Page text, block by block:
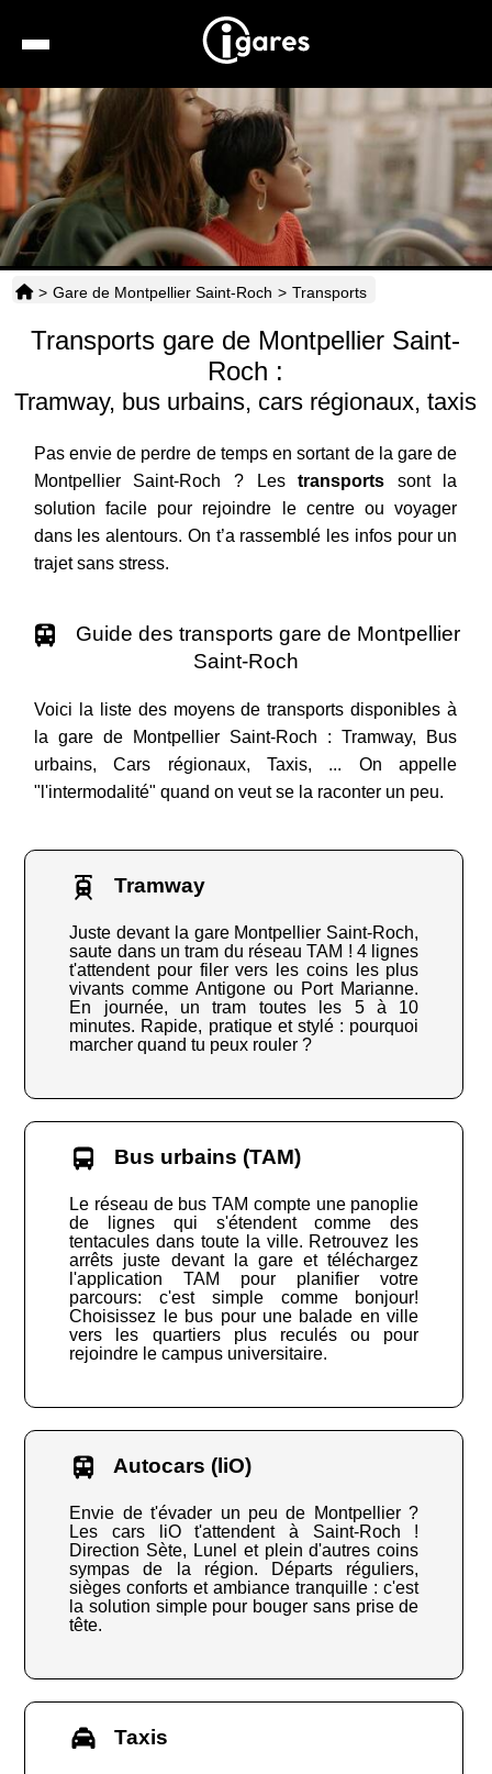
Recherche
Location de voiture
Hôtels
Taxis
Horaires
> Gare de Montpellier Saint-Roch > Transports
Transports gare de Montpellier Saint-
Roch :
Tramway, bus urbains, cars régionaux, taxis
Pas envie de perdre de temps en sortant de la gare de
Montpellier Saint-Roch ? Lestransports sont la
solution facile pour rejoindre le centre ou voyager
dans les alentours. On t’a rassemblé les infos pour un
trajet sans stress.
Guide des transports gare de Montpellier
Saint-Roch
Voici la liste des moyens de transports disponibles à
la gare de Montpellier Saint-Roch : Tramway, Bus
urbains, Cars régionaux, Taxis, ... On appelle
"l'intermodalité" quand on veut se la raconter un peu.
Tramway
Juste devant la gare Montpellier Saint-Roch,
saute dans un tram du réseau TAM ! 4 lignes
t'attendent pour filer vers les coins les plus
vivants comme Antigone ou Port Marianne.
En journée, un tram toutes les 5 à 10
minutes. Rapide, pratique et stylé : pourquoi
marcher quand tu peux rouler ?
Bus urbains (TAM)
Le réseau de bus TAM compte une panoplie
de lignes qui s'étendent comme des
tentacules dans toute la ville. Retrouvez les
arrêts juste devant la gare et téléchargez
l'application TAM pour planifier votre
parcours: c'est simple comme bonjour!
Choisissez le bus pour une balade en ville
vers les quartiers plus reculés ou pour
rejoindre le campus universitaire.
Autocars (liO)
Envie de t'évader un peu de Montpellier ?
Les cars liO t'attendent à Saint-Roch !
Direction Sète, Lunel et plein d'autres coins
sympas de la région. Départs réguliers,
sièges conforts et ambiance tranquille : c'est
la solution simple pour bouger sans prise de
tête.
Taxis